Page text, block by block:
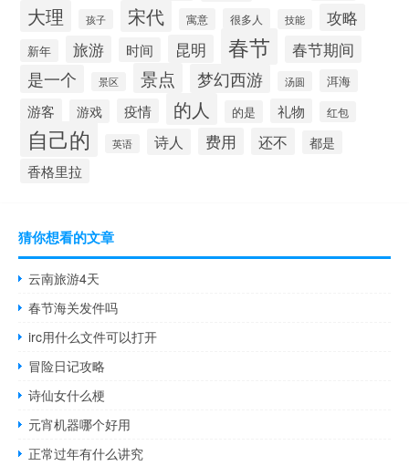
大理 孩子 宋代 寓意 很多人 技能 攻略
新年 旅游 时间 昆明 春节 春节期间
是一个 景区 景点 梦幻西游 汤圆 洱海
游客 游戏 疫情 的人 的是 礼物 红包
自己的 英语 诗人 费用 还不 都是
香格里拉
猜你想看的文章
云南旅游4天
春节海关发件吗
irc用什么文件可以打开
冒险日记攻略
诗仙女什么梗
元宵机器哪个好用
正常过年有什么讲究